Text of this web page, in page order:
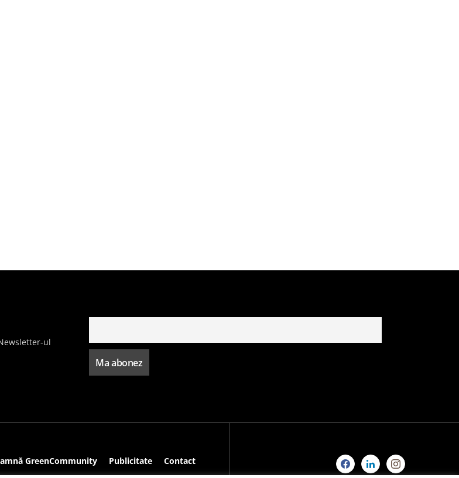
ul
GreenCommunity Publicitate Contact